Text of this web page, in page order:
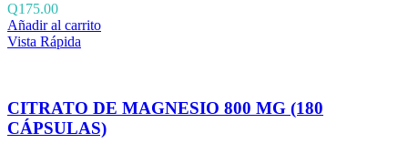
Q175.00
Añadir al carrito
Vista Rápida
CITRATO DE MAGNESIO 800 MG (180
CÁPSULAS)